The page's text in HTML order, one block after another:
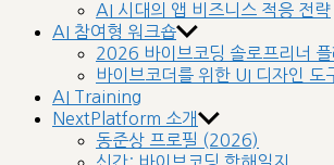
AI 시대의 앱 비즈니스 적응 전략
AI 참여형 워크숍
2026 바이브코딩 솔로프리너
바이브코더를 위한 UI 디자인 도
AI Training
NextPlatform 소개
동준상 프로필 (2026)